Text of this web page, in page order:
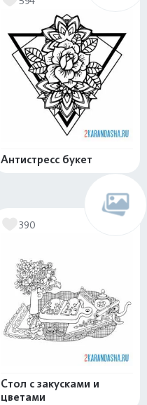
Антистресс букет
390
Стол с закусками и
цветами